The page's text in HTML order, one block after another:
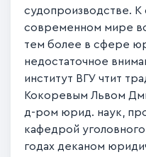
судопроизводстве.
современном мире
тем более в сфере
недостаточное
институт ВГУ чтит
Кокоревым Львом
д-ром юрид. наук,
кафедрой
годах деканом